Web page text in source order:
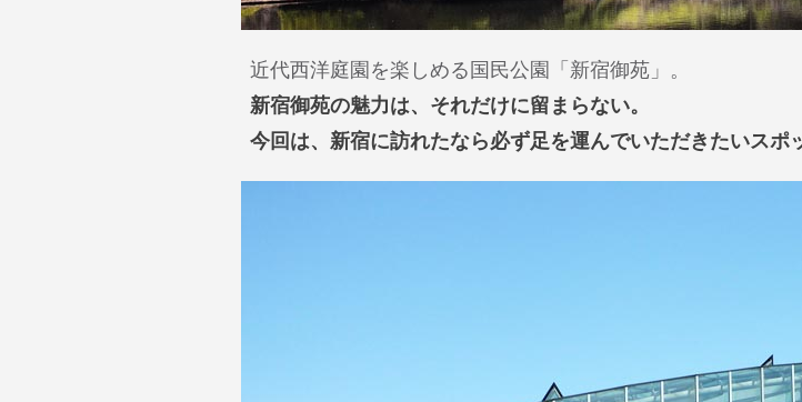
近代西洋庭園を楽しめる国民公園「新宿御苑」。
新宿御苑の魅力は、それだけに留まらない。
今回は、新宿に訪れたなら必ず足を運んでいただきたいスポ